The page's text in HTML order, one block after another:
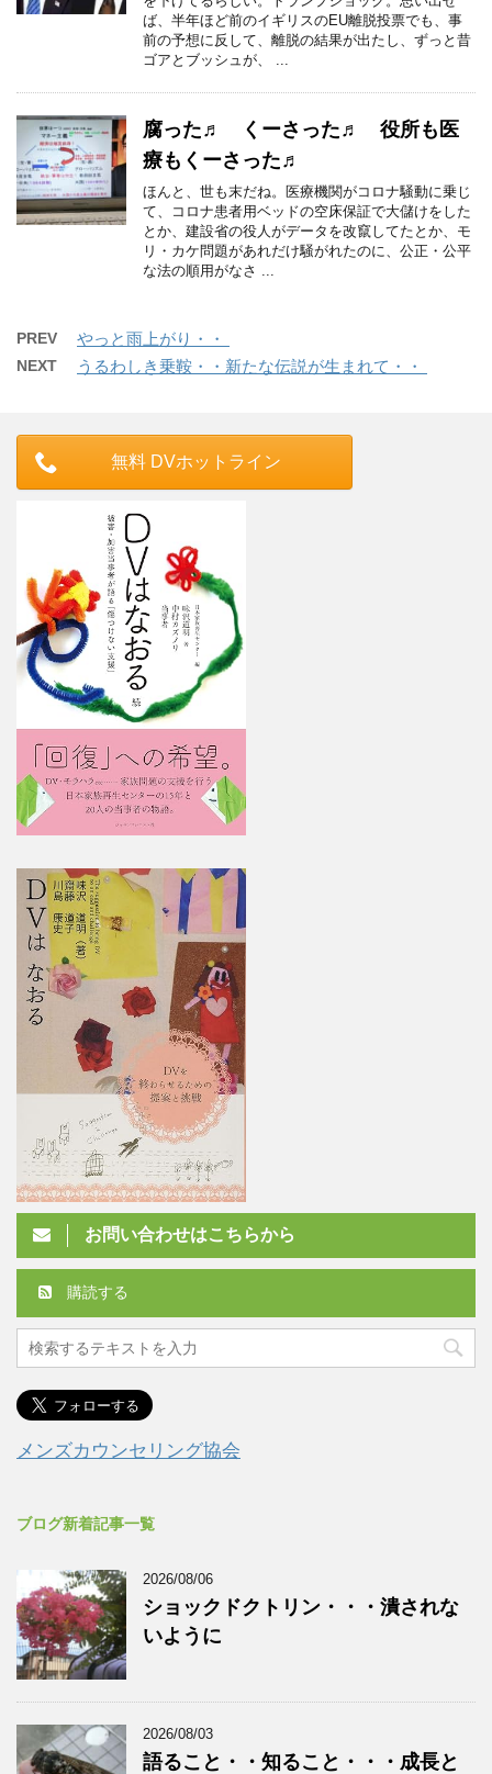
ば、半年ほど前のイギリスのEU離脱投票でも、事
前の予想に反して、離脱の結果が出たし、ずっと昔
ゴアとブッシュが、 ...
腐った♬ くーさった♬ 役所も医
療もくーさった♬
ほんと、世も末だね。医療機関がコロナ騒動に乗じ
て、コロナ患者用ベッドの空床保証で大儲けをした
とか、建設省の役人がデータを改竄してたとか、モ
リ・カケ問題があれだけ騒がれたのに、公正・公平
な法の順用がなさ ...
PREV やっと雨上がり・・
NEXT うるわしき乗鞍・・新たな伝説が生まれて・・
無料 DVホットライン
お問い合わせはこちらから
購読する
メンズカウンセリング協会
ブログ新着記事一覧
2026/08/06
ショックドクトリン・・・潰されな
いように
2026/08/03
語ること・・知ること・・・成長と